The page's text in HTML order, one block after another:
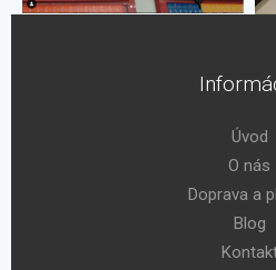
Úvod
O nás
Doprava a
Blog